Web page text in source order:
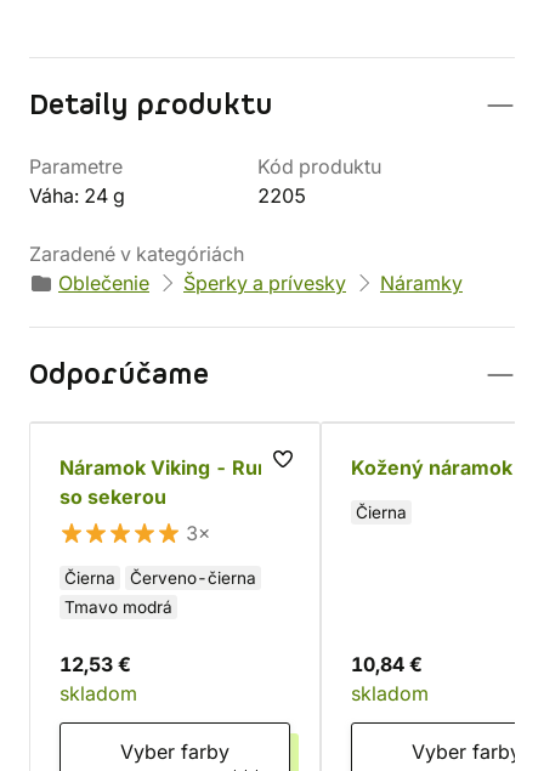
Detaily produktu
Parametre
Váha: 24 g
Kód produktu
2205
Zaradené v kategóriách
Oblečenie
Šperky a prívesky Náramky
Odporúčame
Náramok Viking - Runy
so sekerou
3×
Čierna
Červeno-čierna
Tmavo modrá
12,53 €
skladom
Vyber farby
Kožený náramok
Čierna
10,84 €
skladom
Vyber farby